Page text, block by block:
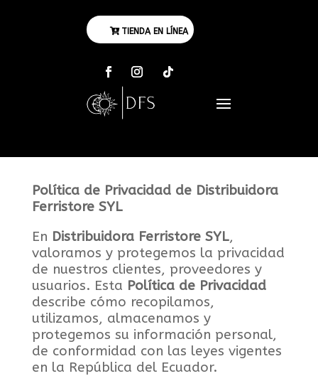
TIENDA EN LÍNEA
Política de Privacidad de Distribuidora
Ferristore SYL
En Distribuidora Ferristore SYL,
valoramos y protegemos la privacidad
de nuestros clientes, proveedores y
usuarios. Esta Política de Privacidad
describe cómo recopilamos,
utilizamos, almacenamos y
protegemos su información personal,
de conformidad con las leyes vigentes
en la República del Ecuador.